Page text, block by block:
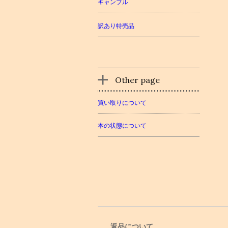
ギャンブル
訳あり特売品
Other page
買い取りについて
本の状態について